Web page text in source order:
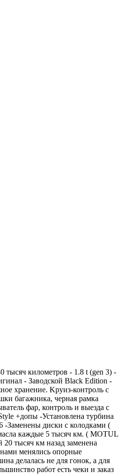
тысяч километров - 1.8 t (gen 3) -
- Заводской Black Edition -
xранение. Kpуиз-контpoль с
багажника, черная рамка
фар, контроль и выезда с
+допы -Установлена турбина
-Заменены диски с колодками (
каждые 5 тысяч км. ( MOTUL
тысяч км назад заменена
менялись опорные
делалась не для гонок, а для
работ есть чеки и заказ